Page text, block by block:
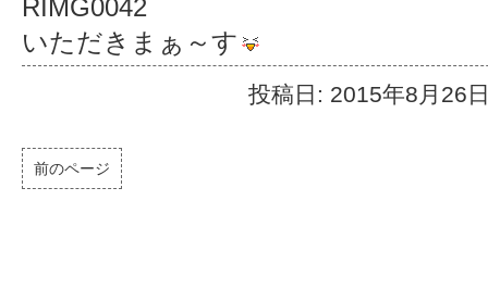
いただきまぁ～す
投稿日: 2015年8月26
前のページ